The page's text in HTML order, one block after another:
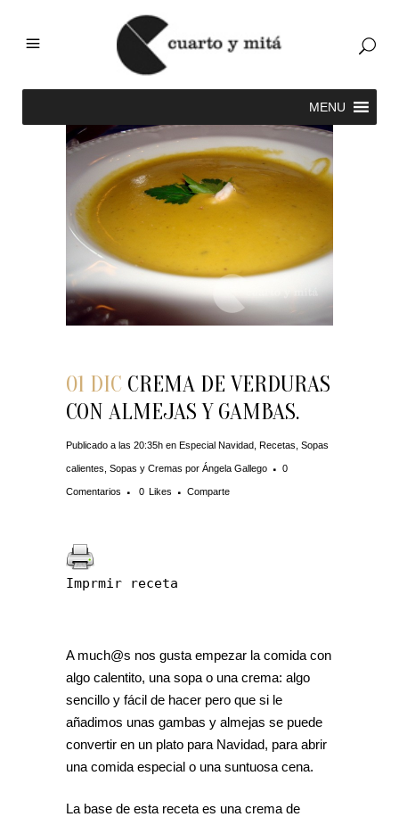
01 DIC CREMA DE VERDURAS
CON ALMEJAS Y GAMBAS.
Publicado a las 20:35h en Especial Navidad Recetas Sopas
calientes Sopas y Cremas por Ángela Gallego 0
Comentarios 0 Likes Comparte
Imprmir receta
A much@s nos gusta empezar la comida con
algo calentito, una sopa o una crema: algo
sencillo y fácil de hacer pero que si le
añadimos unas gambas y almejas se puede
convertir en un plato para Navidad, para abrir
una comida especial o una suntuosa cena.
La base de esta receta es una crema de